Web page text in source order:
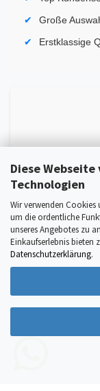
Diese
Technologien
Wir verwenden
um die ordentliche
unseres Angebotes zu
Einkaufserlebnis bieten
Datenschutzerklärung.
Große
Erstklassige